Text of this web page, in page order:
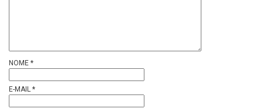
NOME *
E-MAIL *